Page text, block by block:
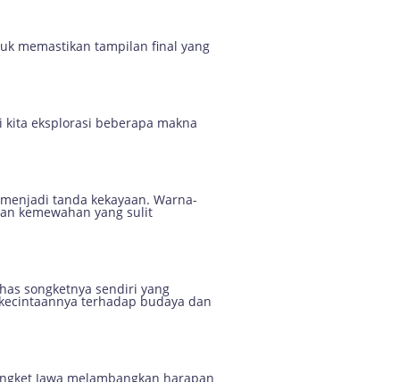
memastikan tampilan final yang
eksplorasi beberapa makna
tanda kekayaan. Warna-
kemewahan yang sulit
songketnya sendiri yang
terhadap budaya dan
Jawa melambangkan harapan